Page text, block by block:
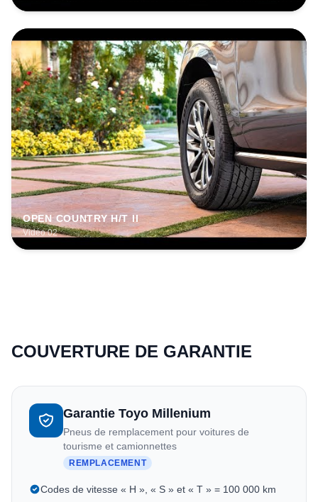
OPEN COUNTRY H/T II
Vidéo 02
COUVERTURE DE GARANTIE
Garantie Toyo Millenium
Pneus de remplacement pour voitures de
tourisme et camionnettes
REMPLACEMENT
Codes de vitesse « H », « S » et « T » = 100 000 km